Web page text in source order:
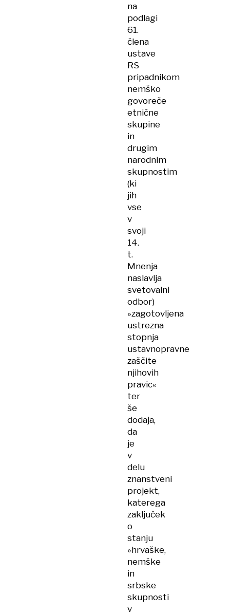
na
podlagi
61.
člena
ustave
RS
pripadnikom
nemško
govoreče
etnične
skupine
in
drugim
narodnim
skupnostim
(ki
jih
vse
v
svoji
14.
t.
Mnenja
naslavlja
svetovalni
odbor)
»zagotovljena
ustrezna
stopnja
ustavnopravne
zaščite
njihovih
pravic«
ter
še
dodaja,
da
je
v
delu
znanstveni
projekt,
katerega
zaključek
o
stanju
»hrvaške,
nemške
in
srbske
skupnosti
v